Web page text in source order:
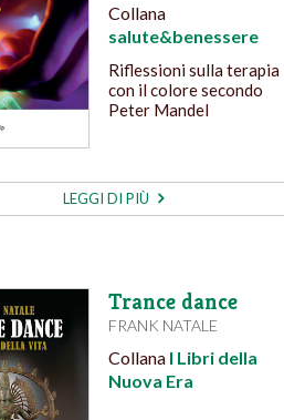
Collana
salute&benessere
Riflessioni sulla terapia
con il colore secondo
Peter Mandel
LEGGI DI PIÙ
Trance dance
FRANK NATALE
Collana I Libri della
Nuova Era